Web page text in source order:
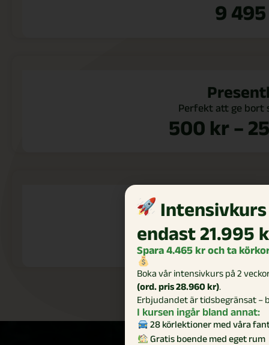
9
Perfekt att ge bort
500 kr –
200
endast 21.995
Spara 4.465 kr och ta
Boka vår intensivkurs på 2
(ord. pris 28.960 kr).
Erbjudandet är tidsbegränsat –
I kursen ingår bland annat:
28 körlektioner med våra
Gratis boende med eget rum